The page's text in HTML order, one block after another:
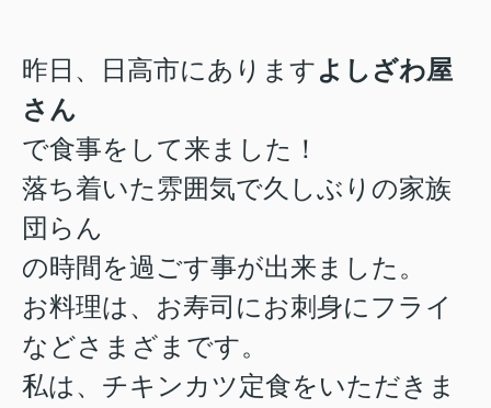
昨日、日高市にありますよしざわ屋
さん
で食事をして来ました！
落ち着いた雰囲気で久しぶりの家族
団らん
の時間を過ごす事が出来ました。
お料理は、お寿司にお刺身にフライ
などさまざまです。
私は、チキンカツ定食をいただきま